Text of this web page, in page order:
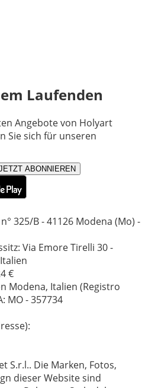
Laufenden
Angebote von Holyart
Sie sich für unseren
ABONNIEREN
325/B - 41126 Modena (Mo) -
Via Emore Tirelli 30 -
€
Modena, Italien (Registro
MO - 357734
S.r.l.. Die Marken, Fotos,
dieser Website sind